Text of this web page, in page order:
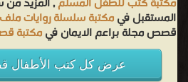
المستقبل فيمكتبة سلسلة روايات
قصص مجلة براعم الايمان فيمكتبة
عرض كل كتب الأطفال